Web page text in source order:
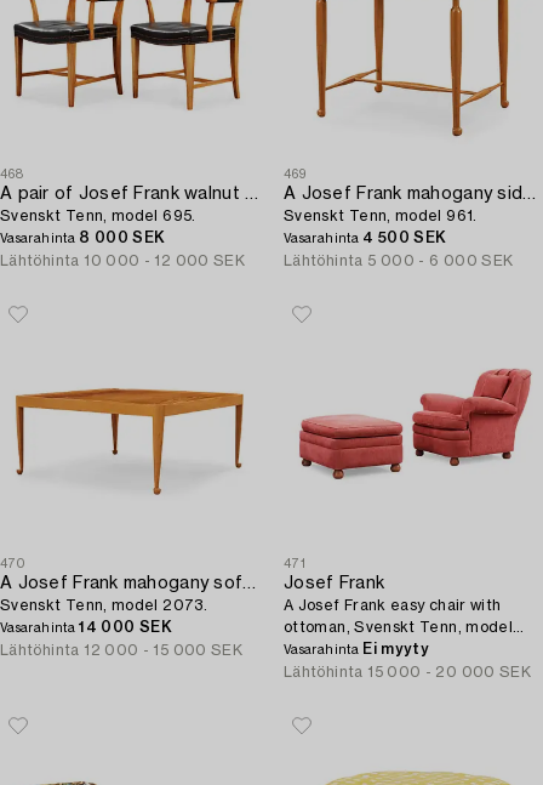
468
A pair of Josef Frank walnut and black leather armchairs,
Svenskt Tenn, model 695.
Vasarahinta 8 000 SEK
Lähtöhinta 10 000 - 12 000 SEK
469
A Josef Frank mahogany side table,
Svenskt Tenn, model 961.
Vasarahinta 4 500 SEK
Lähtöhinta 5 000 - 6 000 SEK
470
A Josef Frank mahogany sofa table,
Svenskt Tenn, model 2073.
Vasarahinta14 000 SEK
Lähtöhinta 12 000 - 15 000 SEK
471
Josef Frank
A Josef Frank easy chair with
ottoman, Svenskt Tenn, model
336.
Vasarahinta Ei myyty
Lähtöhinta 15 000 - 20 000 SEK